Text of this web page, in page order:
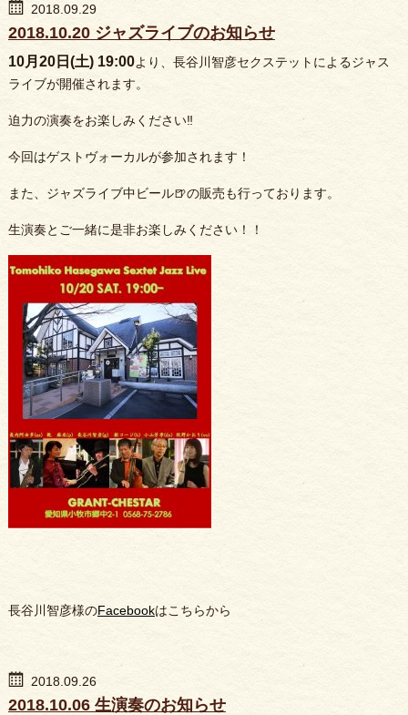
2018.09.29
2018.10.20 ジャズライブのお知らせ
10月20日(土) 19:00より、長谷川智彦セクステットによるジャス
ライブが開催されます。
迫力の演奏をお楽しみください‼️
今回はゲストヴォーカルが参加されます！
また、ジャズライブ中ビール🍺の販売も行っております。
生演奏とご一緒に是非お楽しみください！！
長谷川智彦様のFacebookはこちらから
2018.09.26
2018.10.06 生演奏のお知らせ